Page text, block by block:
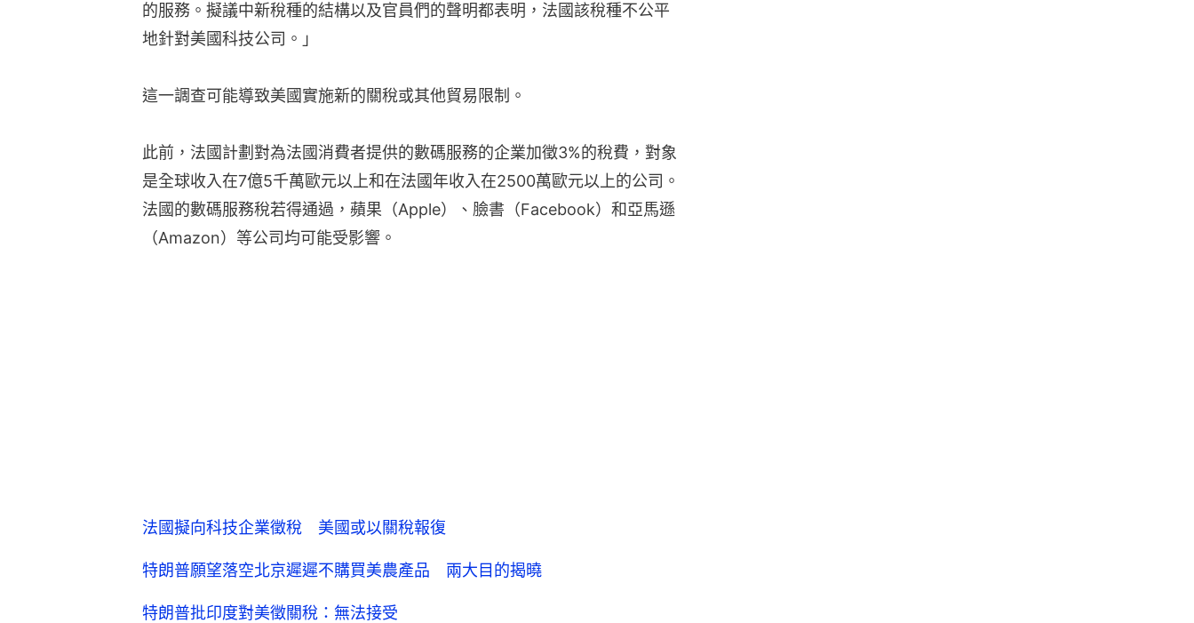
的服務。擬議中新稅種的結構以及官員們的聲明都表明，法國該稅種不公平
地針對美國科技公司。」
這一調查可能導致美國實施新的關稅或其他貿易限制。
此前，法國計劃對為法國消費者提供的數碼服務的企業加徵3%的稅費，對象
是全球收入在7億5千萬歐元以上和在法國年收入在2500萬歐元以上的公司。
法國的數碼服務稅若得通過，蘋果（Apple）、臉書（Facebook）和亞馬遜
（Amazon）等公司均可能受影響。
法國擬向科技企業徵稅 美國或以關稅報復
特朗普願望落空北京遲遲不購買美農產品 兩大目的揭曉
特朗普批印度對美徵關稅：無法接受